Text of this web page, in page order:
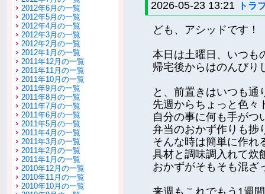
2012年6月の一覧
2012年5月の一覧
2012年4月の一覧
2012年3月の一覧
2012年2月の一覧
2012年1月の一覧
2011年12月の一覧
2011年11月の一覧
2011年10月の一覧
2011年9月の一覧
2011年8月の一覧
2011年7月の一覧
2011年6月の一覧
2011年5月の一覧
2011年4月の一覧
2011年3月の一覧
2011年2月の一覧
2011年1月の一覧
2010年12月の一覧
2010年11月の一覧
2010年10月の一覧
2026-05-23 13:21 トラ
ども、アシッドです！
本日は土曜日、いつも
帰宅後からはのんびり
と、前置きはいつも通
先週からちょっと色々
自分の事に何も手がつ
弁当のおかず作りも捗
そんな時は簡単に作れ
具材と調味調入れて炊
おかずがそもそも混ざ
来週もこれでもう1週